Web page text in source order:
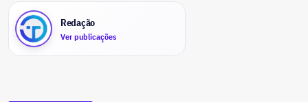
Redação
Ver publicações